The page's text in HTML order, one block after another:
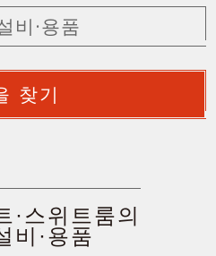
비·용품
찾기
·스위트룸의
비·용품